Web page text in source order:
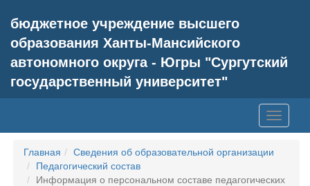
бюджетное учреждение высшего
образования Ханты-Мансийского
автономного округа - Югры "Сургутский
государственный университет"
Toggle
Главная
Сведения об образовательной организации
Педагогический состав
Информация о персональном составе педагогических